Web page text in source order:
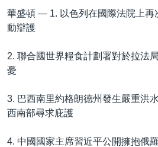
VOA 60秒 (國際)
時事經緯
美國透視
國語
關注我們
華盛頓 — 1. 以色列在國際法院上
動辯護
2. 聯合國世界糧食計劃署對於拉法
憂
3. 巴西南里約格朗德州發生嚴重洪
西南部尋求庇護
4. 中國國家主席習近平公開擁抱俄